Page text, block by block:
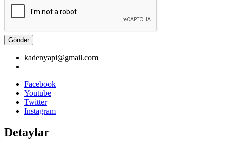
Gönder
kadenyapi@gmail.com
Facebook
Youtube
Twitter
Instagram
Detaylar